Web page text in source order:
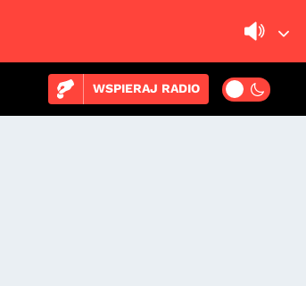
WSPIERAJ RADIO